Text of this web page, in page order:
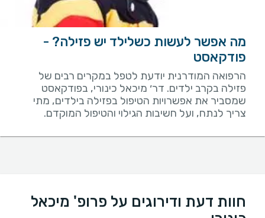
מה אפשר לעשות כשלילד יש פזילה? -
פודקאסט
הרפואה המודרנית יודעת לטפל במקרים רבים של
פזילה בקרב ילדים. דר׳ מיכאל כינורי, בפודקאסט
שמסביר את אפשרויות הטיפול בפזילה בילדים, מתי
צריך לנתח, ועל חשיבות הגילוי והטיפול המוקדם.
חוות דעת ודירוגים על פרופ' מיכאל